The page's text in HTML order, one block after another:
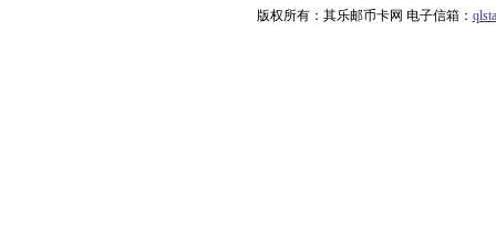
版权所有：其乐邮币卡网 电子信箱：